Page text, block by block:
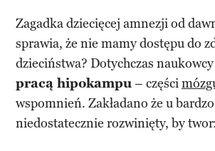
Zagadka dziecięcej amnezji od
sprawia, że nie mamy dostępu do
dzieciństwa? Dotychczas
pracą hipokampu– części
wspomnień. Zakładano że u
niedostatecznie rozwinięty, by